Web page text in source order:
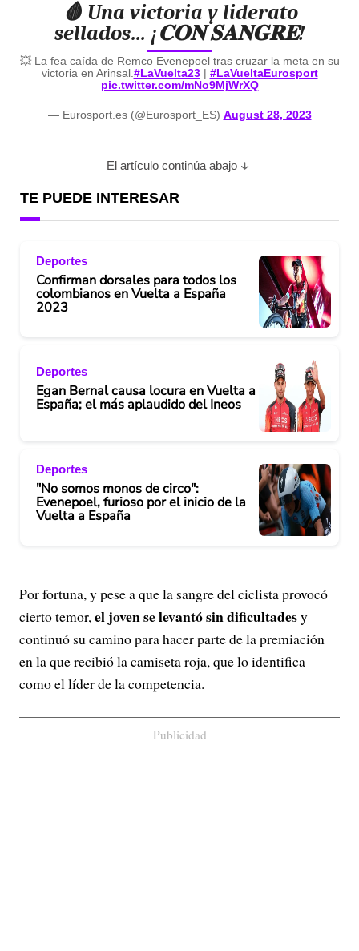
🩸 Una victoria y liderato
sellados… ¡𝐂𝐎𝐍 𝐒𝐀𝐍𝐆𝐑𝐄!
💥 La fea caída de Remco Evenepoel tras cruzar la meta en su
victoria en Arinsal. #LaVuelta23| #LaVueltaEurosport
pic.twitter.com/mNo9MjWrXQ
— Eurosport.es (@Eurosport_ES) August 28, 2023
El artículo continúa abajo
TE PUEDE INTERESAR
Deportes
Confirman dorsales para todos los
colombianos en Vuelta a España
2023
Deportes
Egan Bernal causa locura en Vuelta a
España; el más aplaudido del Ineos
Deportes
"No somos monos de circo":
Evenepoel, furioso por el inicio de la
Vuelta a España
Por fortuna, y pese a que la sangre del ciclista provocó
cierto temor,el joven se levantó sin dificultadesy
continuó su camino para hacer parte de la premiación
en la que recibió la camiseta roja, que lo identifica
como el líder de la competencia.
Publicidad